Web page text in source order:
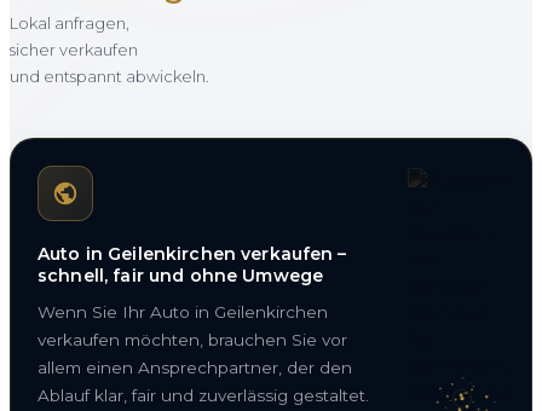
Lokal anfragen,
sicher verkaufen
und entspannt abwickeln.
Auto in Geilenkirchen verkaufen –
schnell, fair und ohne Umwege
Wenn Sie Ihr Auto in Geilenkirchen
verkaufen möchten, brauchen Sie vor
allem einen Ansprechpartner, der den
Ablauf klar, fair und zuverlässig gestaltet.